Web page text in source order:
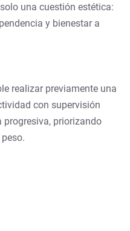
una cuestión estética:
y bienestar a
realizar previamente una
con supervisión
priorizando